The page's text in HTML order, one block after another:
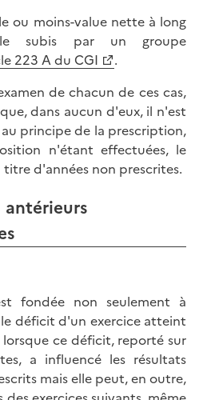
ou moins-value nette à long
subis par un groupe
223 A du CGI
.
de chacun de ces cas,
dans aucun d'eux, il n'est
principe de la prescription,
n'étant effectuées, le
d'années non prescrites.
fondée non seulement à
déficit d'un exercice atteint
ce déficit, reporté sur
a influencé les résultats
mais elle peut, en outre,